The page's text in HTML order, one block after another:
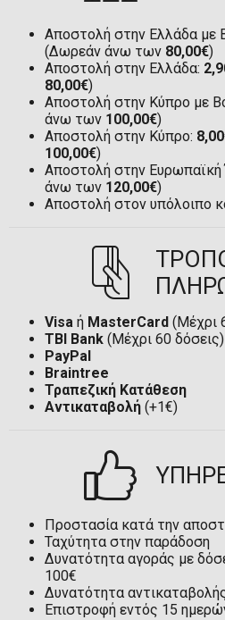
Αποστολή στην Ελλάδα με
(Δωρεάν άνω των 80,00€)
Αποστολή στην Ελλάδα:
80,00€)
Αποστολή στην Κύπρο με
άνω των 100,00€)
Αποστολή στην Κύπρο:
100,00€)
Αποστολή στην
άνω των 120,00€)
Αποστολή στον υπόλοιπο
Visa ή MasterCard (Μέχρι
TBI Bank (Μέχρι 60 δόσεις)
PayPal
Braintree
Τραπεζική Κατάθεση
Αντικαταβολή (+1€)
Προστασία κατά την
Ταχύτητα στην παράδοση
Δυνατότητα αγοράς με
100€
Δυνατότητα
Επιστροφή εντός 15